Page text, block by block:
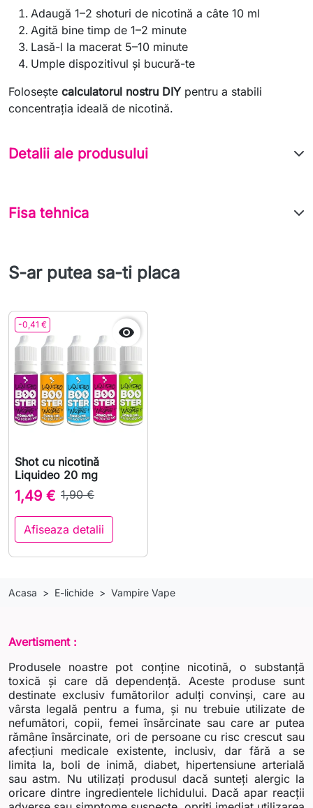
Adaugă 1–2 shoturi de nicotină a câte 10 ml
Agită bine timp de 1–2 minute
Lasă-l la macerat 5–10 minute
Umple dispozitivul și bucură-te
Folosește calculatorul nostru DIY pentru a stabili
concentrația ideală de nicotină.
Detalii ale produsului
Fisa tehnica
S-ar putea sa-ti placa
-0,41 € 
Shot cu nicotină
Liquideo 20 mg
1,49 € 1,90 €
Afiseaza detalii
Acasa E-lichide Vampire Vape
Avertisment :
Produsele noastre pot conține nicotină, o substanță
toxică și care dă dependență. Aceste produse sunt
destinate exclusiv fumătorilor adulți convinși, care au
vârsta legală pentru a fuma, și nu trebuie utilizate de
nefumători, copii, femei însărcinate sau care ar putea
rămâne însărcinate, ori de persoane cu risc crescut sau
afecțiuni medicale existente, inclusiv, dar fără a se
limita la, boli de inimă, diabet, hipertensiune arterială
sau astm. Nu utilizați produsul dacă sunteți alergic la
oricare dintre ingredientele lichidului. Dacă apar reacții